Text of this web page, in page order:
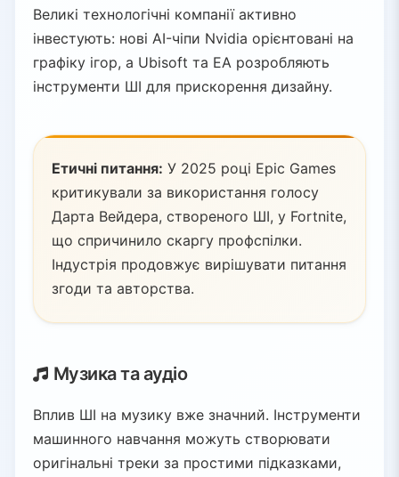
Великі технологічні компанії активно
інвестують: нові AI-чіпи Nvidia орієнтовані на
графіку ігор, а Ubisoft та EA розробляють
інструменти ШІ для прискорення дизайну.
Етичні питання: У 2025 році Epic Games
критикували за використання голосу
Дарта Вейдера, створеного ШІ, у Fortnite,
що спричинило скаргу профспілки.
Індустрія продовжує вирішувати питання
згоди та авторства.
Музика та аудіо
Вплив ШІ на музику вже значний. Інструменти
машинного навчання можуть створювати
оригінальні треки за простими підказками,